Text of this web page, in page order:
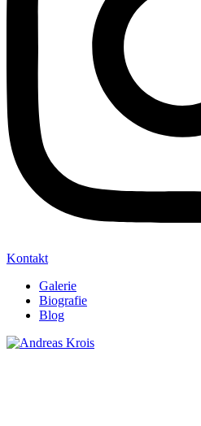
Kontakt
Galerie
Biografie
Blog